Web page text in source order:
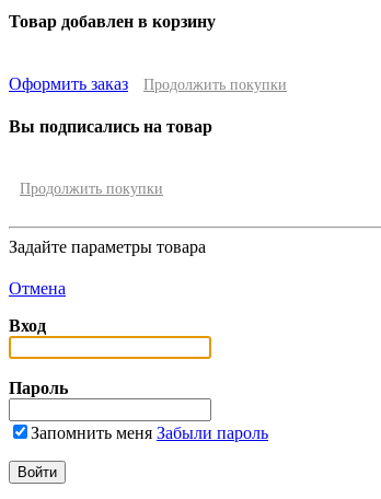
Товар добавлен в корзину
Оформить заказ Продолжить покупки
Вы подписались на товар
Продолжить покупки
Задайте параметры товара
Отмена
Вход
Пароль
Запомнить меня Забыли пароль